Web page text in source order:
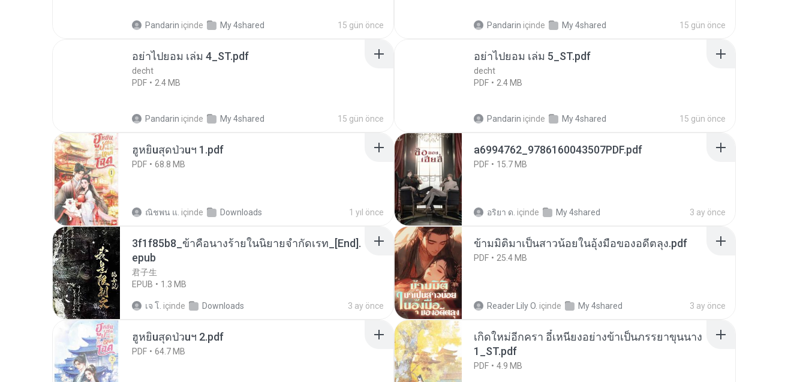
Pandarin içinde My 4shared 15 gün önce Pandarin içinde My 4shared 15 gün önce
อย่าไปยอม เล่ม 4_ST.pdf
decht
PDF
2.4 MB
Pandarin içinde My 4shared 15 gün önce
อย่าไปยอม เล่ม 5_ST.pdf
decht
PDF
2.4 MB
Pandarin içinde My 4shared 15 gün önce
ฮูหยิuสุดป่วuฯ 1.pdf
PDF 68.8 MB
ณิชพน แ. içinde Downloads 1 yıl önce
a6994762_9786160043507PDF.pdf
PDF 15.7 MB
อริยา ด. içinde My 4shared 3 ay önce
3f1f85b8_ข้าคือนางร้ายในนิยายจำกัดเรท_[End].
epub
君子生
EPUB
1.3 MB
เจ โ. içinde Downloads 3 ay önce
ข้ามมิติมาเป็นสาวน้อยในอุ้งมือของอดีตลุง.pdf
PDF 25.4 MB
Reader Lily O. içinde My 4shared 3 ay önce
ฮูหยิuสุดป่วuฯ 2.pdf
PDF 64.7 MB
เกิดใหม่อีกครา อี๋เหนียงอย่างข้าเป็นภรรยาขุนนาง
1_ST.pdf
PDF 4.9 MB